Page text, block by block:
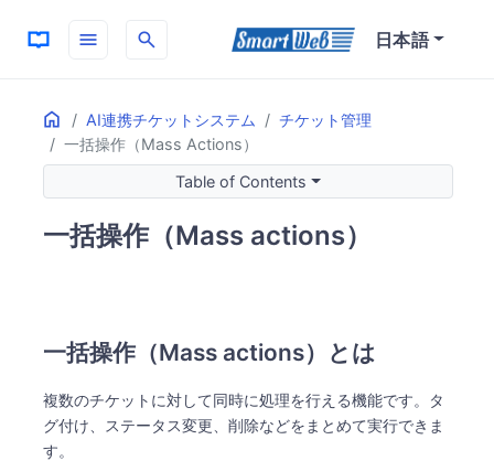
menu search 日本語
Home AI連携チケットシステム
チケット管理
一括操作（Mass Actions）
ON THIS PAGE
一括操作（Mass actions）とは
一括操作の主な特徴
Table of Contents
一括操作（Mass actions）
一括操作（Mass actions）とは
複数のチケットに対して同時に処理を行える機能です。タ
グ付け、ステータス変更、削除などをまとめて実行できま
す。